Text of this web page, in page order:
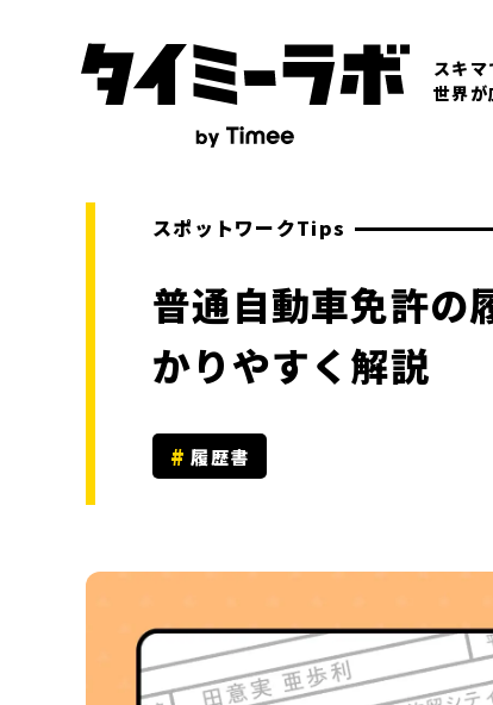
スキマ
世界が
スポットワークTips
普通自動車免許の
かりやすく解説
履歴書